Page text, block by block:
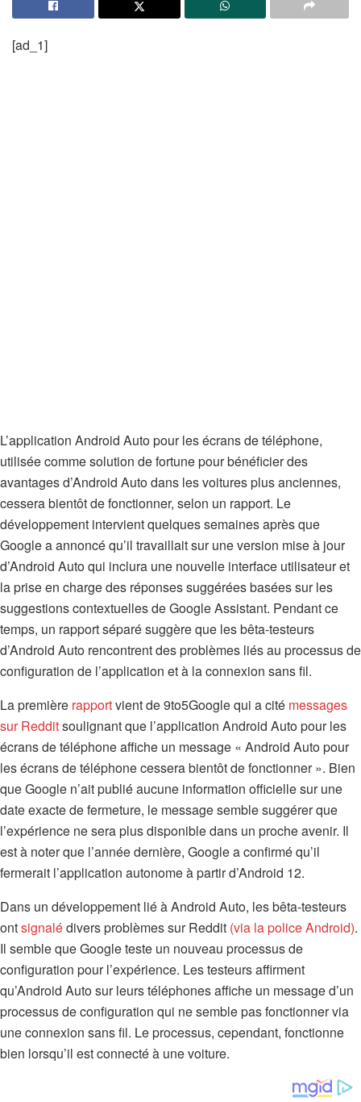
[ad_1]
L’application Android Auto pour les écrans de téléphone,
utilisée comme solution de fortune pour bénéficier des
avantages d’Android Auto dans les voitures plus anciennes,
cessera bientôt de fonctionner, selon un rapport. Le
développement intervient quelques semaines après que
Google a annoncé qu’il travaillait sur une version mise à jour
d’Android Auto qui inclura une nouvelle interface utilisateur et
la prise en charge des réponses suggérées basées sur les
suggestions contextuelles de Google Assistant. Pendant ce
temps, un rapport séparé suggère que les bêta-testeurs
d’Android Auto rencontrent des problèmes liés au processus de
configuration de l’application et à la connexion sans fil.
La première rapportvient de 9to5Google qui a cité messages
sur Redditsoulignant que l’application Android Auto pour les
écrans de téléphone affiche un message « Android Auto pour
les écrans de téléphone cessera bientôt de fonctionner ». Bien
que Google n’ait publié aucune information officielle sur une
date exacte de fermeture, le message semble suggérer que
l’expérience ne sera plus disponible dans un proche avenir. Il
est à noter que l’année dernière, Google a confirmé qu’il
fermerait l’application autonome à partir d’Android 12.
Dans un développement lié à Android Auto, les bêta-testeurs
ontsignalédivers problèmes sur Reddit (via la police Android).
Il semble que Google teste un nouveau processus de
configuration pour l’expérience. Les testeurs affirment
qu’Android Auto sur leurs téléphones affiche un message d’un
processus de configuration qui ne semble pas fonctionner via
une connexion sans fil. Le processus, cependant, fonctionne
bien lorsqu’il est connecté à une voiture.